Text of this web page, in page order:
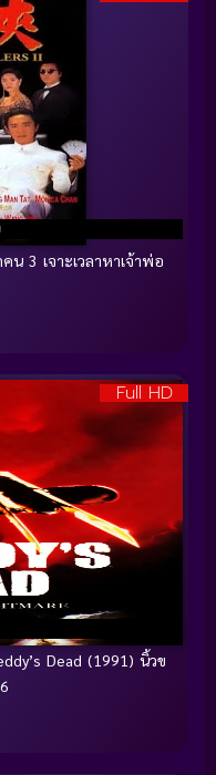
3 เจาะเวลาหาเจ้าพ่อ
Full HD
Dead (1991) นิ้วข